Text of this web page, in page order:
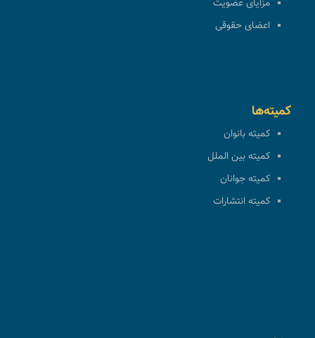
مزایای عضویت
اعضای حقوقی
کمیته‌ها
کمیته بانوان
کمیته بین الملل
کمیته جوانان
کمیته انتشارات